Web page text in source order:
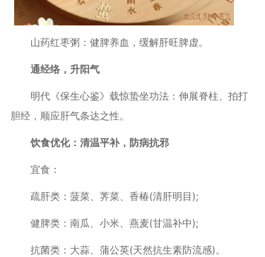
山药红枣粥：健脾养血，缓解肝旺脾虚。
通经络，升阳气
明代《保生心鉴》载惊蛰坐功法：伸展脊柱、拍打
胆经，顺应肝气条达之性。
饮食优化：清温平补，防病抗邪
宜食：
疏肝类：菠菜、荠菜、香椿(清肝明目);
健脾类：南瓜、小米、燕麦(甘温补中);
抗菌类：大蒜、蒲公英(天然抗生素防流感)。